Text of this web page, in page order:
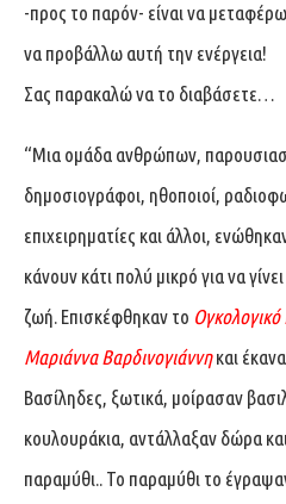
-προς το παρόν- είναι να
να προβάλλω αυτή την ενέργεια!
Σας παρακαλώ να το διαβάσετε…
“Μια ομάδα ανθρώπων,
δημοσιογράφοι, ηθοποιοί,
επιχειρηματίες και άλλοι,
κάνουν κάτι πολύ μικρό για να
ζωή. Επισκέφθηκαν το
Μαριάννα Βαρδινογιάννη και
Βασίληδες, ξωτικά, μοίρασαν
κουλουράκια, αντάλλαξαν δώρα
παραμύθι.. Το παραμύθι το